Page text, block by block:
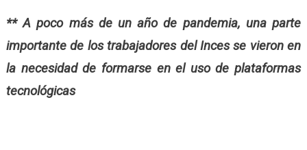
** A poco más de un año de pandemia, una parte
importante de los trabajadores del Inces se vieron en
la necesidad de formarse en el uso de plataformas
tecnológicas